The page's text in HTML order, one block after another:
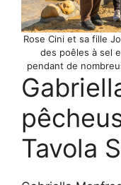
Rose Cini et sa fille
des poêles à sel
pendant de
Tavola